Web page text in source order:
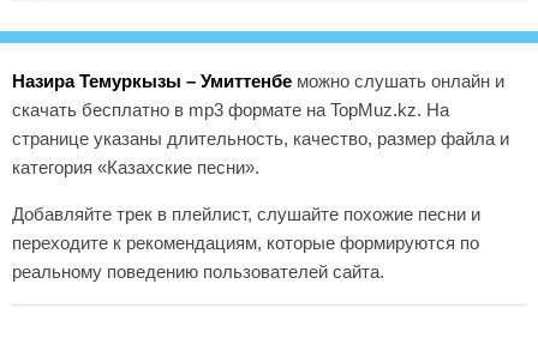
Назира Темуркызы – Умиттенбе можно слушать онлайн и
скачать бесплатно в mp3 формате на TopMuz.kz. На
странице указаны длительность, качество, размер файла и
категория «Казахские песни».
Добавляйте трек в плейлист, слушайте похожие песни и
переходите к рекомендациям, которые формируются по
реальному поведению пользователей сайта.